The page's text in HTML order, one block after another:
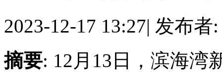
2023-12-17 13:27| 发布者
摘要: 12月13日，滨海湾